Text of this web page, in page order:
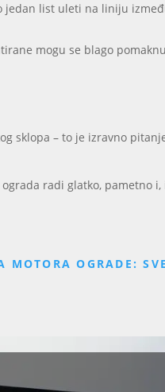
list uleti na liniju
mogu se blago
sklopa – to je izravno
radi glatko, pametno
MOTORA OGRADE: